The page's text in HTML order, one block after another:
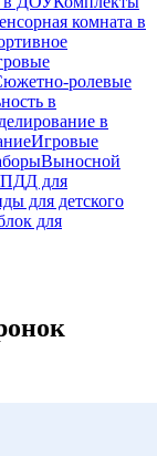
комната в
ролевые
в
в
Игровые
Выносной
ПДД для
для детского
для